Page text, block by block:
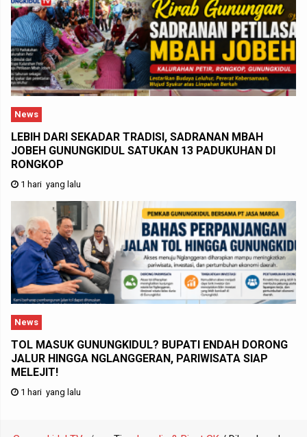
News
LEBIH DARI SEKADAR TRADISI, SADRANAN MBAH
JOBEH GUNUNGKIDUL SATUKAN 13 PADUKUHAN DI
RONGKOP
1 hari yang lalu
News
TOL MASUK GUNUNGKIDUL? BUPATI ENDAH DORONG
JALUR HINGGA NGLANGGERAN, PARIWISATA SIAP
MELEJIT!
1 hari yang lalu